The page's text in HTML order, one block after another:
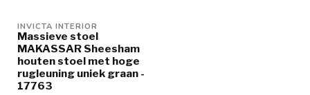
INVICTA INTERIOR
Massieve stoel
MAKASSAR Sheesham
houten stoel met hoge
rugleuning uniek graan -
17763